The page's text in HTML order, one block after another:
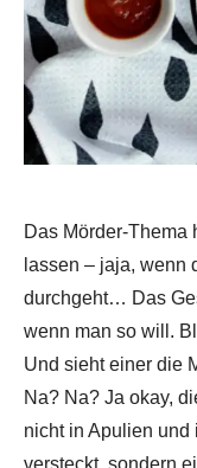
Das Mörder-Thema
lassen – jaja, wenn
durchgeht… Das
wenn man so will.
Und sieht einer die
Na? Na? Ja okay,
nicht in Apulien und